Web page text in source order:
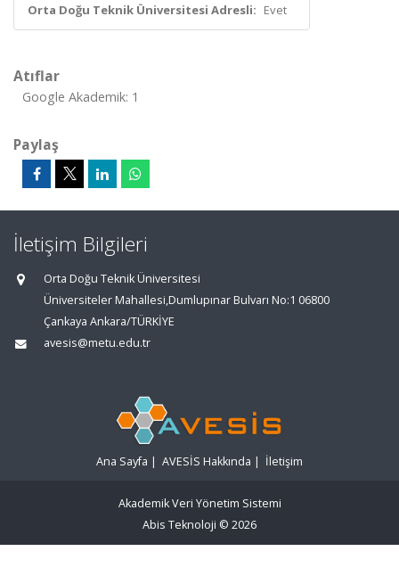
Orta Doğu Teknik Üniversitesi Adresli: Evet
Atıflar
Google Akademik: 1
Paylaş
İletişim Bilgileri
Orta Doğu Teknik Üniversitesi
Üniversiteler Mahallesi,Dumlupınar Bulvarı No:1 06800
Çankaya Ankara/TÜRKİYE
avesis@metu.edu.tr
Ana Sayfa | AVESİS Hakkında | İletişim
Akademik Veri Yönetim Sistemi
Abis Teknoloji © 2026